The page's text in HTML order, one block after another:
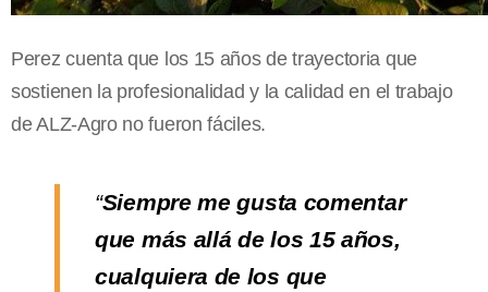
Perez cuenta que los 15 años de trayectoria que
sostienen la profesionalidad y la calidad en el trabajo
de ALZ-Agro no fueron fáciles.
“Siempre me gusta comentar
que más allá de los 15 años,
cualquiera de los que